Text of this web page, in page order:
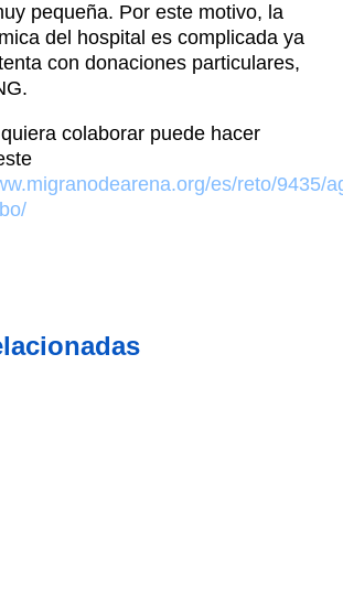
pequeña. Por este motivo, la
del hospital es complicada ya
con donaciones particulares,
colaborar puede hacer
es/reto/9435/